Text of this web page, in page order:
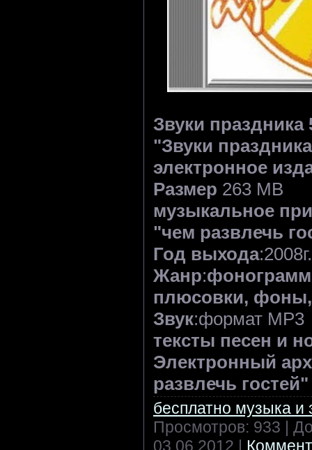
Звуки праздника
"Звуки
электронное
Размер 263 MB
музыкальное
"чем развлечь
Год выхода:2008г.
Жанр:
плюсовки, фоны,
Звук:формат MP3
тексты песен и
Электронный
развлечь гостей"
бесплатно музыка и
Просмотров: 933 |
03.06.2012